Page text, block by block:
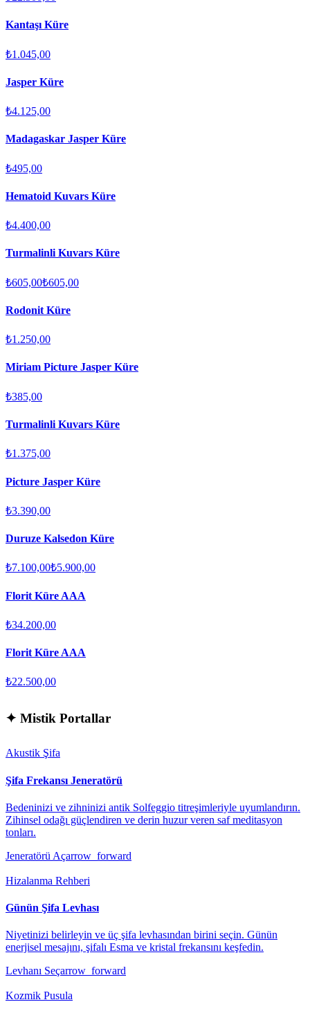
Kantaşı Küre
₺1.045,00
Jasper Küre
₺4.125,00
Madagaskar Jasper Küre
₺495,00
Hematoid Kuvars Küre
₺4.400,00
Turmalinli Kuvars Küre
₺605,00₺605,00
Rodonit Küre
₺1.250,00
Miriam Picture Jasper Küre
₺385,00
Turmalinli Kuvars Küre
₺1.375,00
Picture Jasper Küre
₺3.390,00
Duruze Kalsedon Küre
₺7.100,00₺5.900,00
Florit Küre AAA
₺34.200,00
Florit Küre AAA
₺22.500,00
✦ Mistik Portallar
Akustik Şifa
Şifa Frekansı Jeneratörü
Bedeninizi ve zihninizi antik Solfeggio titreşimleriyle uyumlandırın.
Zihinsel odağı güçlendiren ve derin huzur veren saf meditasyon
tonları.
Jeneratörü Açarrow_forward
Hizalanma Rehberi
Günün Şifa Levhası
Niyetinizi belirleyin ve üç şifa levhasından birini seçin. Günün
enerjisel mesajını, şifalı Esma ve kristal frekansını keşfedin.
Levhanı Seçarrow_forward
Kozmik Pusula